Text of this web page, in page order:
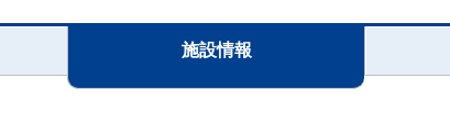
施設情報